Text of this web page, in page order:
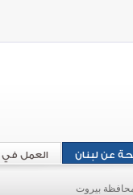
العمل في عن لبنان
بيروت